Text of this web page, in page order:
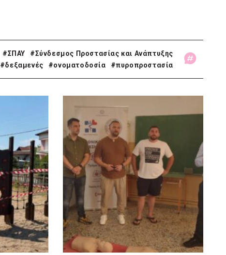
#ΣΠΑΥ
#Σύνδεσμος Προστασίας και Ανάπτυξης
#δεξαμενές #ονοματοδοσία #πυροπροστασία